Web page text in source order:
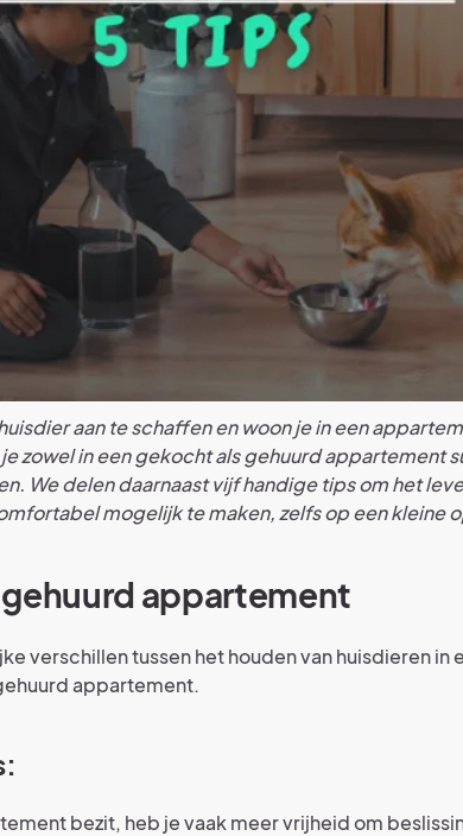
aan te schaffen en woon je in een
zowel in een gekocht als gehuurd appartement
We delen daarnaast vijf handige tips om het
mogelijk te maken, zelfs op een kleine
appartement
verschillen tussen het houden van huisdieren in
appartement.
bezit, heb je vaak meer vrijheid om